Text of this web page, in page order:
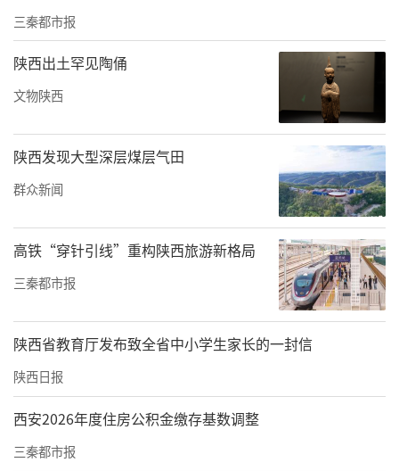
汉阴县矿山应急救援队以县消防救援大队为依
托，整合辖区内规模较大的3家非煤矿山企业应
急资源，以“政府引导、企业出资，专兼结
合、联合建队，平时训练、注重协同，紧急救
援、快速响应”的思路组建。矿山应急救援队
共有30人，其中由县消防救援大队招聘专职队
三秦都市报
陕西出土罕见陶俑
文物陕西
陕西发现大型深层煤层气田
群众新闻
高铁“穿针引线”重构陕西旅游新格局
三秦都市报
陕西省教育厅发布致全省中小学生家长的一封信
陕西日报
西安2026年度住房公积金缴存基数调整
三秦都市报